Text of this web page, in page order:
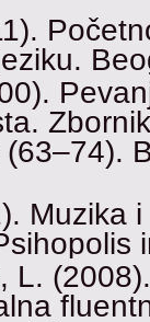
Muzika
L.